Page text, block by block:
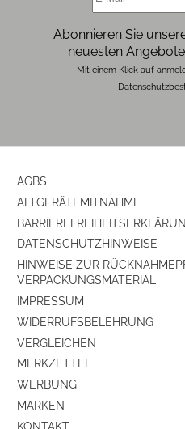
Abonnieren Sie
neuesten
Mit einem Klick auf
AGBS
ALTGERÄTEMITNAHME
DATENSCHUTZHINWEISE
HINWEISE ZUR
VERPACKUNGSMATERIAL
IMPRESSUM
WIDERRUFSBELEHRUNG
VERGLEICHEN
MERKZETTEL
WERBUNG
MARKEN
KONTAKT